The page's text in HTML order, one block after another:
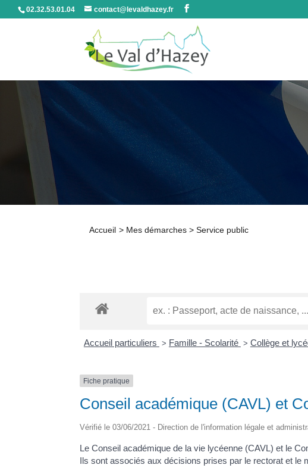
02.32.53.01.04 contact@levaldhazey.fr
Accueil > Mes démarches > Service public
Accueil particuliers > Famille - Scolarité > Collège et
Fiche pratique
Conseil académique (CAVL) et
Vérifié le 03/06/2021 - Direction de l'information légale et
Le Conseil académique de la vie lycéenne (CAVL) et le
Ils sont associés aux décisions prises par le rectorat et le